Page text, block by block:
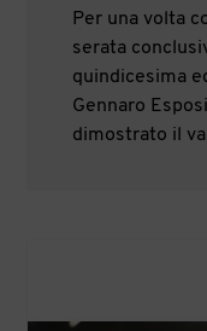
Per una volta
serata
quindicesima
Gennaro
dimostrato il